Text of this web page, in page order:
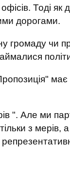
Тоді як
дорогами.
громаду чи
". Але ми
з мерів, а